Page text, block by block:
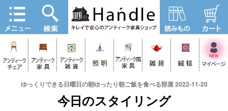
ゆっくりできる日曜日の朝ゆったり朝ご飯を食べる部屋 2022-11-20
今日のスタイリング